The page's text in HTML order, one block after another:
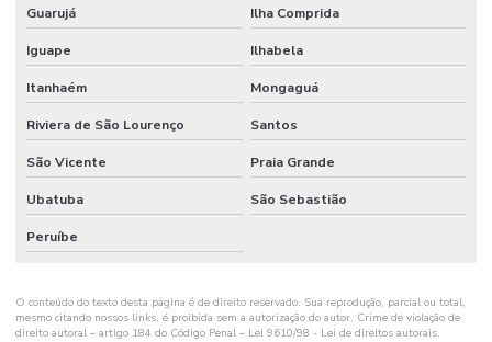
Guarujá Ilha Comprida
Iguape Ilhabela
Itanhaém Mongaguá
Riviera de São Lourenço Santos
São Vicente Praia Grande
Ubatuba São Sebastião
Peruíbe
O conteúdo do texto desta página é de direito reservado. Sua reprodução, parcial ou total,
mesmo citando nossos links, é proibida sem a autorização do autor. Crime de violação de
direito autoral – artigo 184 do Código Penal – Lei 9610/98 - Lei de direitos autorais.